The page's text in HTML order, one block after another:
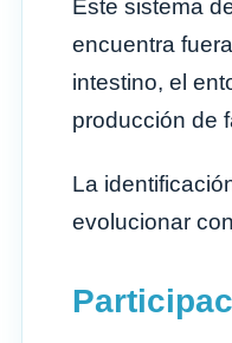
Este sistema
encuentra
intestino, el
producción de
La
evolucionar